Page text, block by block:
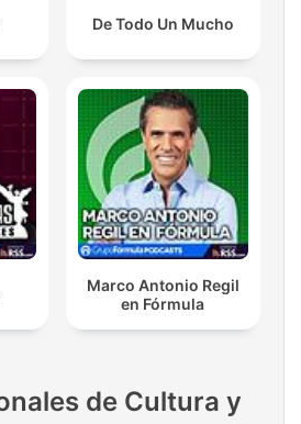
De Todo Un Mucho
Marco Antonio Regil
en Fórmula
de Cultura y